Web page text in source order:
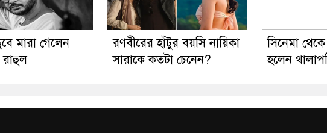
মারা গেলেন
রাহুল
রণবীরের হাঁটুর বয়সি নায়িকা
সারাকে কতটা চেনেন?
সিনেমা
হলেন